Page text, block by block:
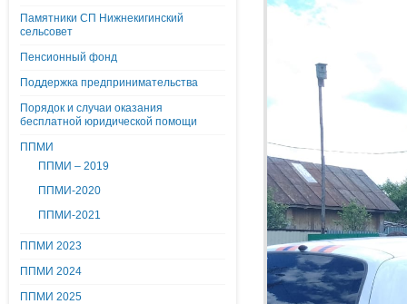
Памятники СП Нижнекигинский
сельсовет
Пенсионный фонд
Поддержка предпринимательства
Порядок и случаи оказания
бесплатной юридической помощи
ППМИ
ППМИ – 2019
ППМИ-2020
ППМИ-2021
ППМИ 2023
ППМИ 2024
ППМИ 2025